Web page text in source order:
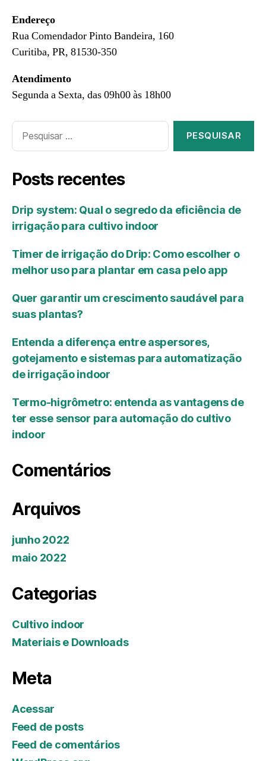
Endereço
Rua Comendador Pinto Bandeira, 160
Curitiba, PR, 81530-350
Atendimento
Segunda a Sexta, das 09h00 às 18h00
Posts recentes
Drip system: Qual o segredo da eficiência de
irrigação para cultivo indoor
Timer de irrigação do Drip: Como escolher o
melhor uso para plantar em casa pelo app
Quer garantir um crescimento saudável para
suas plantas?
Entenda a diferença entre aspersores,
gotejamento e sistemas para automatização
de irrigação indoor
Termo-higrômetro: entenda as vantagens de
ter esse sensor para automação do cultivo
indoor
Comentários
Arquivos
junho 2022
maio 2022
Categorias
Cultivo indoor
Materiais e Downloads
Meta
Acessar
Feed de posts
Feed de comentários